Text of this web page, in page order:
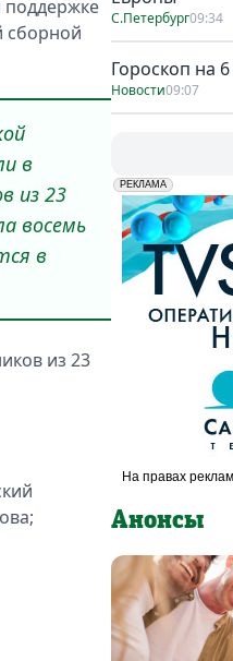
сборной
в
из 23
восемь
в
из 23
С.Петербург09:34
Гороскоп на
Новости09:07
erid: LdtCK5udn
РЕКЛАМА
АО "ГАТР", ИНН:
Анонсы